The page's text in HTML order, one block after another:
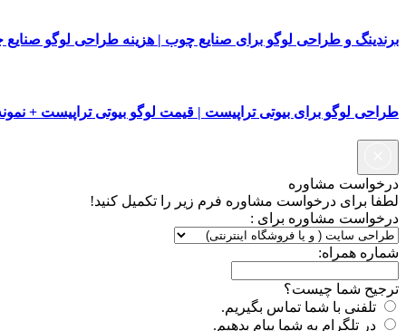
برندینگ و طراحی لوگو برای صنایع چوب | هزینه طراحی لوگو
طراحی لوگو برای بیوتی تراپیست | قیمت لوگو بیوتی تراپیست +
درخواست مشاوره
لطفا برای درخواست مشاوره فرم زیر را تکمیل کنید!
درخواست مشاوره برای :
شماره همراه:
ترجیح شما چیست؟
تلفنی با شما تماس بگیریم.
در تلگرام به شما پیام بدهیم.